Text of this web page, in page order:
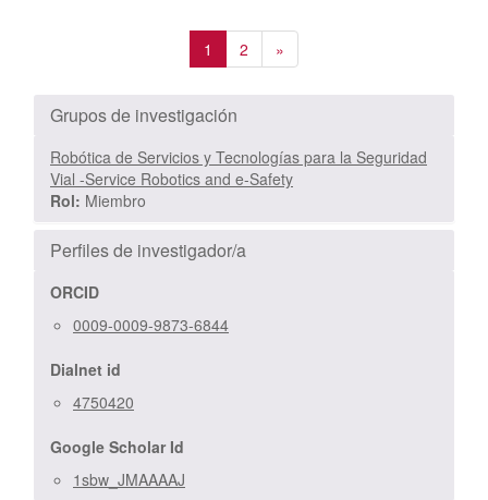
1 2 »
Grupos de investigación
Robótica de Servicios y Tecnologías para la Seguridad
Vial -Service Robotics and e-Safety
Rol: Miembro
Perfiles de investigador/a
ORCID
0009-0009-9873-6844
Dialnet id
4750420
Google Scholar Id
1sbw_JMAAAAJ